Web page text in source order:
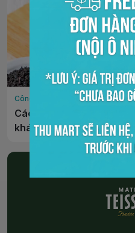
Công thức pha chế
Cách nấu trà sữa truyền
khách